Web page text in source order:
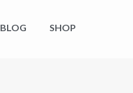
BLOG SHOP